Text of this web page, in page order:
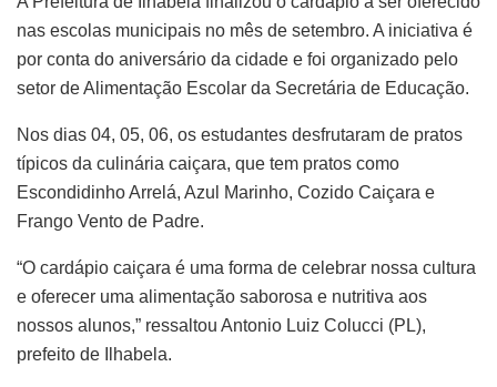
nas escolas municipais no mês de setembro. A iniciativa é
por conta do aniversário da cidade e foi organizado pelo
setor de Alimentação Escolar da Secretária de Educação.
Nos dias 04, 05, 06, os estudantes desfrutaram de pratos
típicos da culinária caiçara, que tem pratos como
Escondidinho Arrelá, Azul Marinho, Cozido Caiçara e
Frango Vento de Padre.
“O cardápio caiçara é uma forma de celebrar nossa cultura
e oferecer uma alimentação saborosa e nutritiva aos
nossos alunos,” ressaltou Antonio Luiz Colucci (PL),
prefeito de Ilhabela.